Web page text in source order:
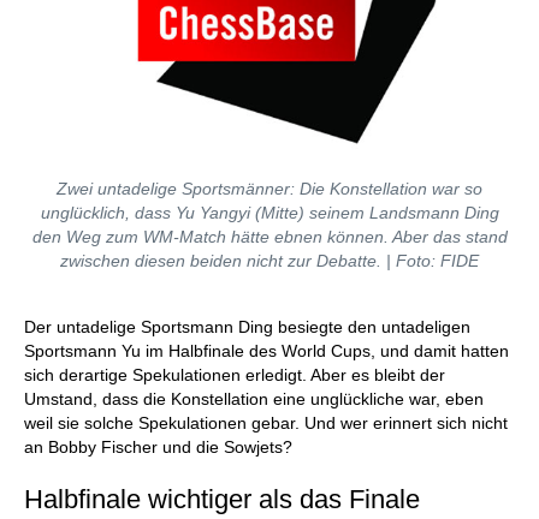
Zwei untadelige Sportsmänner: Die Konstellation war so
unglücklich, dass Yu Yangyi (Mitte) seinem Landsmann Ding
den Weg zum WM-Match hätte ebnen können. Aber das stand
zwischen diesen beiden nicht zur Debatte. | Foto: FIDE
Der untadelige Sportsmann Ding besiegte den untadeligen
Sportsmann Yu im Halbfinale des World Cups, und damit hatten
sich derartige Spekulationen erledigt. Aber es bleibt der
Umstand, dass die Konstellation eine unglückliche war, eben
weil sie solche Spekulationen gebar. Und wer erinnert sich nicht
an Bobby Fischer und die Sowjets?
Halbfinale wichtiger als das Finale